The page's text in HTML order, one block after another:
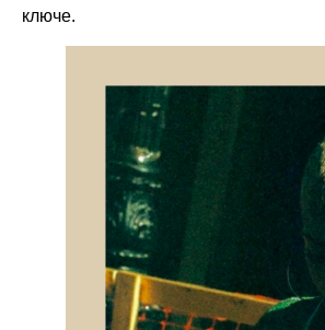
ключе.